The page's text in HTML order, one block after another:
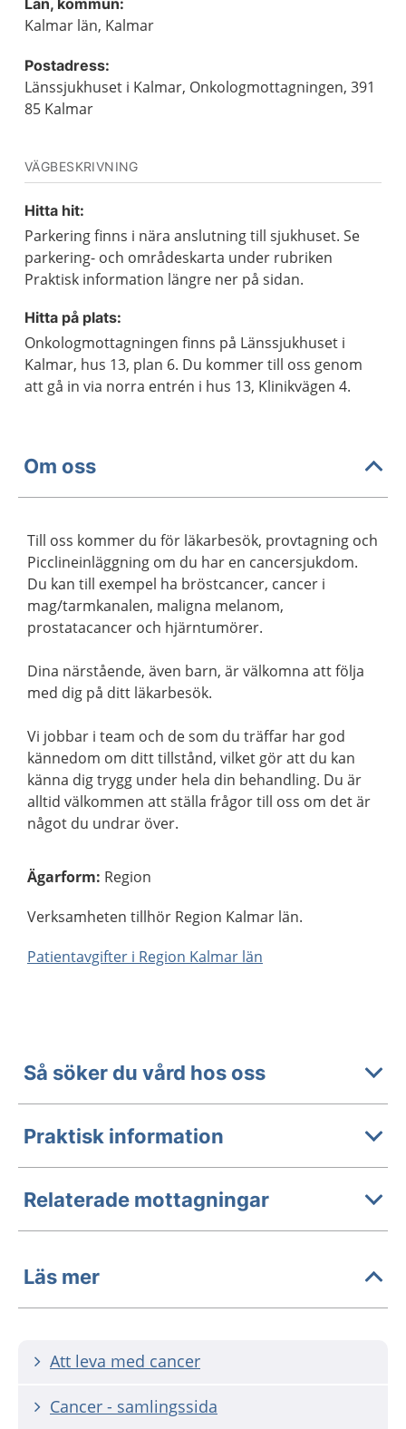
Län, kommun:
Kalmar län, Kalmar
Postadress:
Länssjukhuset i Kalmar, Onkologmottagningen, 391
85 Kalmar
VÄGBESKRIVNING
Hitta hit:
Parkering finns i nära anslutning till sjukhuset. Se
parkering- och områdeskarta under rubriken
Praktisk information längre ner på sidan.
Hitta på plats:
Onkologmottagningen finns på Länssjukhuset i
Kalmar, hus 13, plan 6. Du kommer till oss genom
att gå in via norra entrén i hus 13, Klinikvägen 4.
Om oss
Till oss kommer du för läkarbesök, provtagning och
Picclineinläggning om du har en cancersjukdom.
Du kan till exempel ha bröstcancer, cancer i
mag/tarmkanalen, maligna melanom,
prostatacancer och hjärntumörer.
Dina närstående, även barn, är välkomna att följa
med dig på ditt läkarbesök.
Vi jobbar i team och de som du träffar har god
kännedom om ditt tillstånd, vilket gör att du kan
känna dig trygg under hela din behandling. Du är
alltid välkommen att ställa frågor till oss om det är
något du undrar över.
Ägarform: Region
Verksamheten tillhör Region Kalmar län.
Patientavgifter i Region Kalmar län
Så söker du vård hos oss
Praktisk information
Relaterade mottagningar
Läs mer
Att leva med cancer
Cancer - samlingssida